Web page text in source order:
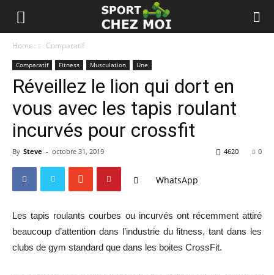
Home Comparatif
Comparatif Fitness Musculation Une
Réveillez le lion qui dort en
vous avec les tapis roulant
incurvés pour crossfit
By Steve - octobre 31, 2019 0
4620
WhatsApp
Les tapis roulants courbes ou incurvés ont récemment attiré
beaucoup d’attention dans l’industrie du fitness, tant dans les
clubs de gym standard que dans les boites CrossFit.